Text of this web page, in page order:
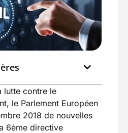
lutte contre le
le Parlement Européen
2018 de nouvelles
6ème directive